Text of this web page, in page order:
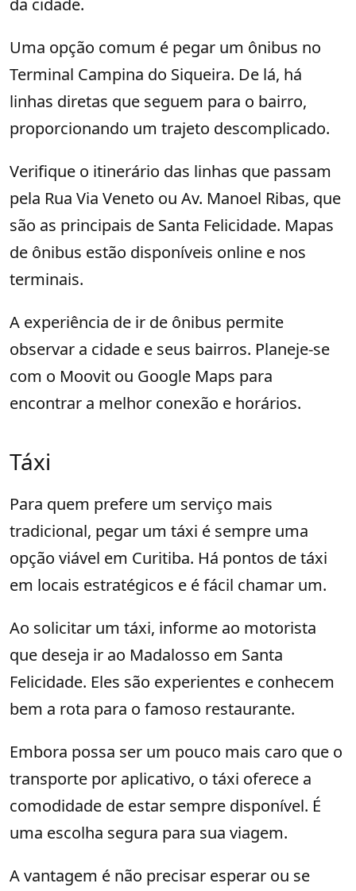
da cidade.
Uma opção comum é pegar um ônibus no
Terminal Campina do Siqueira. De lá, há
linhas diretas que seguem para o bairro,
proporcionando um trajeto descomplicado.
Verifique o itinerário das linhas que passam
pela Rua Via Veneto ou Av. Manoel Ribas, que
são as principais de Santa Felicidade. Mapas
de ônibus estão disponíveis online e nos
terminais.
A experiência de ir de ônibus permite
observar a cidade e seus bairros. Planeje-se
com o Moovit ou Google Maps para
encontrar a melhor conexão e horários.
Táxi
Para quem prefere um serviço mais
tradicional, pegar um táxi é sempre uma
opção viável em Curitiba. Há pontos de táxi
em locais estratégicos e é fácil chamar um.
Ao solicitar um táxi, informe ao motorista
que deseja ir ao Madalosso em Santa
Felicidade. Eles são experientes e conhecem
bem a rota para o famoso restaurante.
Embora possa ser um pouco mais caro que o
transporte por aplicativo, o táxi oferece a
comodidade de estar sempre disponível. É
uma escolha segura para sua viagem.
A vantagem é não precisar esperar ou se